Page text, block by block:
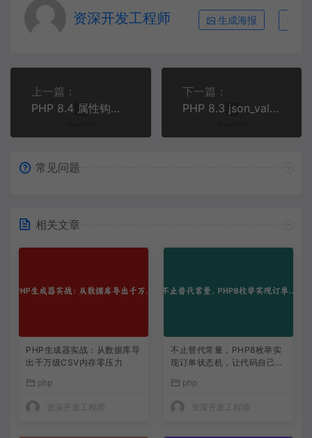
资深开发工程师 生成海报
上一篇：
PHP 8.4 属性钩子深度实战：告别冗余 getter 与 setter
下一篇：
PHP 8.3 json_validate() 函数完全指南：高性能JSON验证与实战教程
常见问题
相关文章
PHP生成器实战：从数据库导
出千万级CSV内存零压力
php
资深开发工程师
不止替代常量，PHP8枚举实
现订单状态机，让代码自己说
php
资深开发工程师